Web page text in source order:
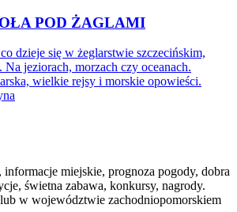
POD ŻAGLAMI
dzieje się w żeglarstwie szczecińskim,
jeziorach, morzach czy oceanach.
wielkie rejsy i morskie opowieści.
miejskie, prognoza pogody, dobra
świetna zabawa, konkursy, nagrody.
lub w województwie zachodniopomorskiem